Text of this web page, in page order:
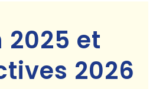
2025 et
2026